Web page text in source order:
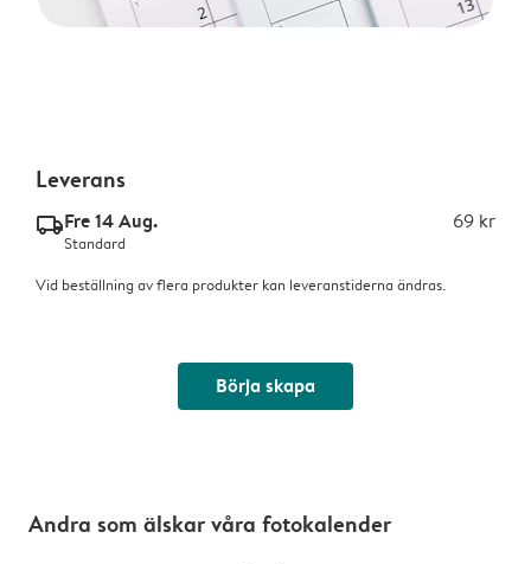
Leverans
delivery_standard_v2Fre 14 Aug. 69 kr
Standard
Vid beställning av flera produkter kan leveranstiderna ändras.
Börja skapa
Andra som älskar våra fotokalender